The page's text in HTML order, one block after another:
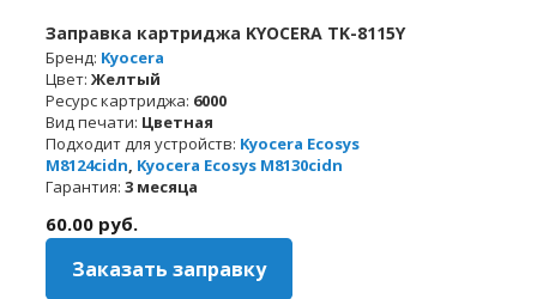
Заправка картриджа KYOCERA TK-8115Y
Бренд: Kyocera
Цвет: Желтый
Ресурс картриджа: 6000
Вид печати: Цветная
Подходит для устройств: Kyocera Ecosys
M8124cidn, Kyocera Ecosys M8130cidn
Гарантия: 3 месяца
60.00 руб.
Заказать заправку